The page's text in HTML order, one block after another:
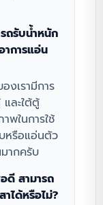
ถรับน้ำหนัก
าการแอ่น
งเรามีการ
ละใต้ตู้
พในการใช้
หรือแอ่นตัว
ากครับ
ดี สามารถ
ได้หรือไม่?